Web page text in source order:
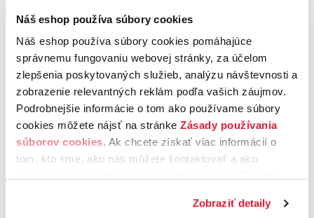
Náš eshop používa súbory cookies
Náš eshop používa súbory cookies pomáhajúce
správnemu fungovaniu webovej stránky, za účelom
zlepšenia poskytovaných služieb, analýzu návštevnosti a
zobrazenie relevantných reklám podľa vašich záujmov.
Podrobnejšie informácie o tom ako používame súbory
cookies môžete nájsť na stránke Zásady používania
súborov cookies. Ak chcete získať viac informácií o
tom, kto sme, ako nás môžete kontaktovať a ako
„Povoliť všetko“ vyjadríte svoj súhlas s používaním
Zobraziť detaily
Na krém v miske zmiešajte žĺtky, cukor, škoricu,